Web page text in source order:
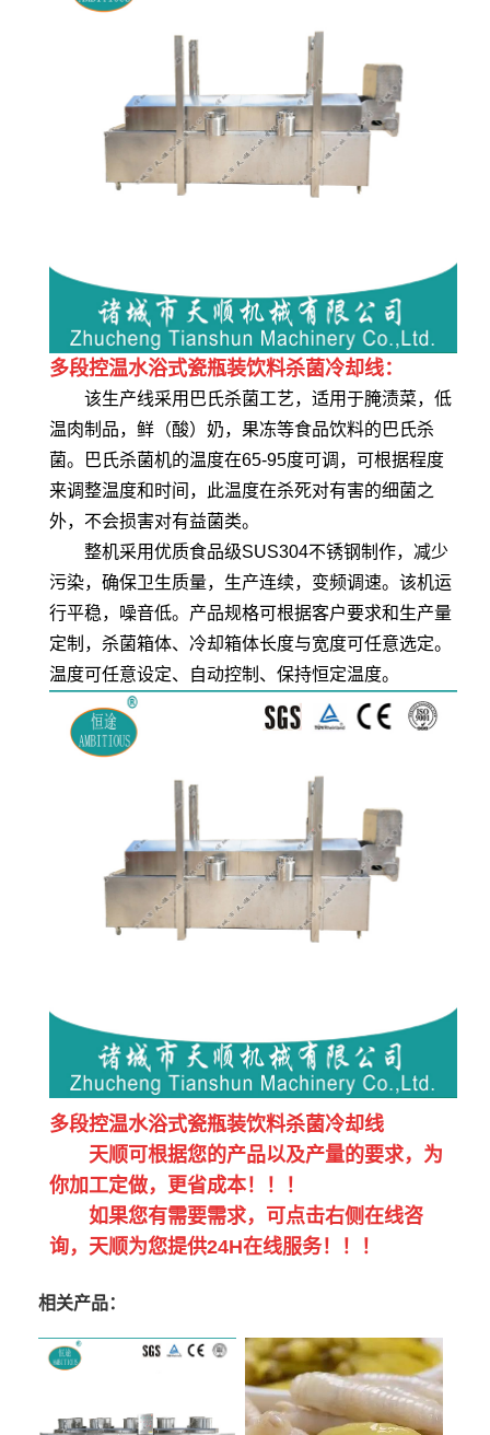
多段控温水浴式瓷瓶装饮料杀菌冷却线：
该生产线采用巴氏杀菌工艺，适用于腌渍菜，低
温肉制品，鲜（酸）奶，果冻等食品饮料的巴氏杀
菌。巴氏杀菌机的温度在65-95度可调，可根据程度
来调整温度和时间，此温度在杀死对有害的细菌之
外，不会损害对有益菌类。
整机采用优质食品级SUS304不锈钢制作，减少
污染，确保卫生质量，生产连续，变频调速。该机运
行平稳，噪音低。产品规格可根据客户要求和生产量
定制，杀菌箱体、冷却箱体长度与宽度可任意选定。
温度可任意设定、自动控制、保持恒定温度。
多段控温水浴式瓷瓶装饮料杀菌冷却线
天顺可根据您的产品以及产量的要求，为
你加工定做，更省成本！！！
如果您有需要需求，可点击右侧在线咨
询，天顺为您提供24H在线服务！！！
相关产品：